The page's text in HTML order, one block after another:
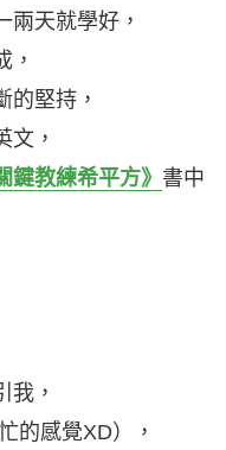
兩天就學好，
，
的堅持，
文，
鍵教練希平方》 書中
我，
的感覺XD），